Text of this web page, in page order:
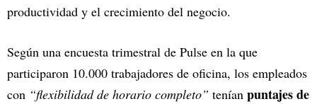
productividad y el crecimiento del negocio.
Según una encuesta trimestral de Pulse en la que
participaron 10.000 trabajadores de oficina, los empleados
con “flexibilidad de horario completo” tenían puntajes de